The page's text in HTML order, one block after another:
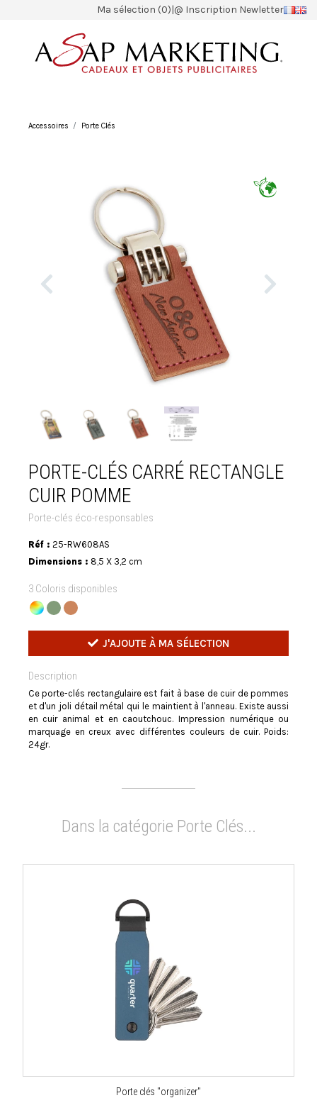
Ma sélection (0)|@ Inscription Newletter
Accessoires Porte Clés
PORTE-CLÉS CARRÉ RECTANGLE
CUIR POMME
Porte-clés éco-responsables
Réf : 25-RW608AS
Dimensions : 8,5 X 3,2 cm
3 Coloris disponibles
J'AJOUTE À MA SÉLECTION
Description
Ce porte-clés rectangulaire est fait à base de cuir de pommes
et d'un joli détail métal qui le maintient à l'anneau. Existe aussi
en cuir animal et en caoutchouc. Impression numérique ou
marquage en creux avec différentes couleurs de cuir. Poids:
24gr.
Dans la catégorie Porte Clés...
Porte clés "organizer"